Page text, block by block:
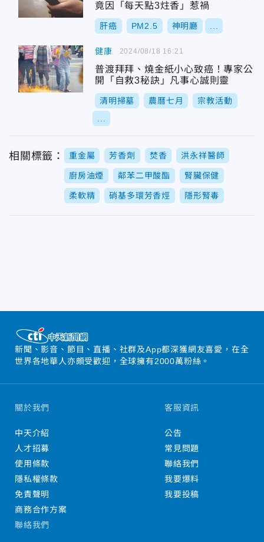
竟因「每天點3炷香」惹禍
肝癌 PM2.5 神明廳
健康
普渡拜拜、燒金紙小心致癌！專家公
開「自救3秘訣」凡事心誠則靈
清明掃墓 農曆七月 宗教活動
2024/08/18 16:21
相關標籤： 重金屬 芳香劑 焚香 洪永祥醫師
廚房油煙 鄰苯二甲酸酯 腎臟保健
柔軟精 硝基多環芳香烴 隱形腎毒
新聞、影音、節目、直播、社群及App都深獲網友喜愛，在全
世界各地華人亦頗受歡迎，全球擁有2000萬粉絲。
關於我們
中天介紹
人才招募
使用條款
隱私權條款
免責聲明
商務合作方案
客服資訊
公告
常見問題
聯絡我們
我要爆料
我要投稿
聯絡我們